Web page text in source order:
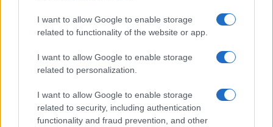
I want to allow Google to enable storage
related to functionality of the website or app.
I want to allow Google to enable storage
related to personalization.
I want to allow Google to enable storage
related to security, including authentication
functionality and fraud prevention, and other